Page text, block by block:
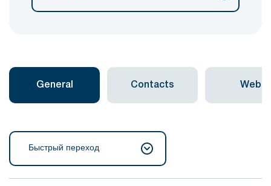
General Contacts Web
Быстрый переход